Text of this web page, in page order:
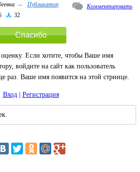
→
Публикатор
32
Комментировать
Спасибо
Если хотите, чтобы Ваше имя
войдите на сайт как пользователь
раз. Ваше имя появится на этой стрнице.
Вход| Регистрация